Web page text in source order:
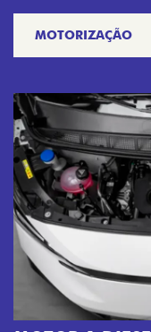
MOTORIZAÇÃO